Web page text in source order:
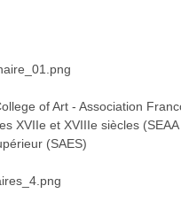
v
v
of Art - Association
XVIIe et XVIIIe siècles
(SAES)